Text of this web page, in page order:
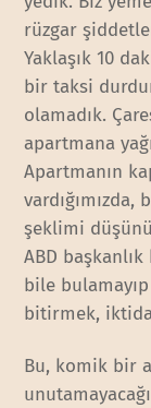
rüzgar
Yaklaşık 10
bir taksi
olamadık.
apartmana
Apartmanın
şeklimi
ABD
bile
bitirmek,
Bu, komik bir